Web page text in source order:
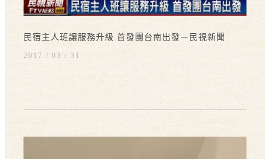
民宿主人班讓服務升級 首發團台南出發－民視新聞
2017 / 03 31